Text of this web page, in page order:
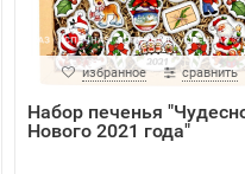
избранное сравнить
Набор печенья
Нового 2021 года"